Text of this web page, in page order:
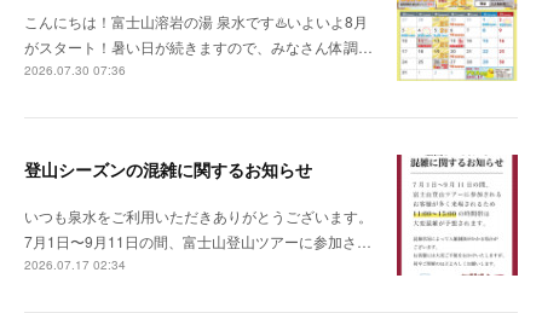
こんにちは！富士山溶岩の湯 泉水です♨️いよいよ8月
がスタート！暑い日が続きますので、みなさん体調…
2026.07.30 07:36
登山シーズンの混雑に関するお知らせ
いつも泉水をご利用いただきありがとうございます。
7月1日〜9月11日の間、富士山登山ツアーに参加さ…
2026.07.17 02:34